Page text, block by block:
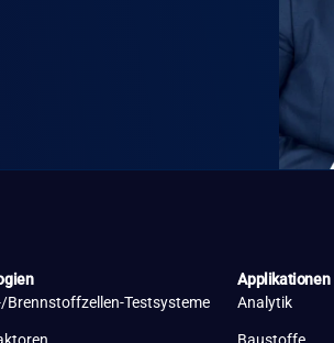
Brennstoffzellen-Testsysteme
Applikationen
Analytik